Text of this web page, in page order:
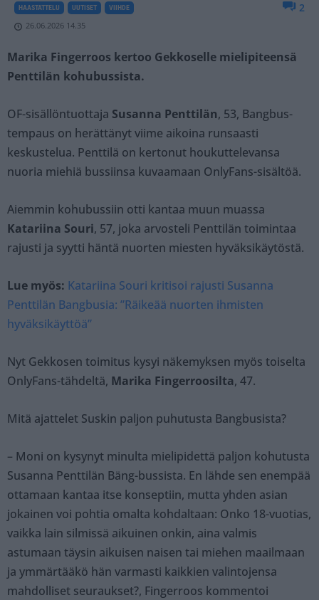
HAASTATTELU UUTISET VIIHDE
26.06.2026 14.35
2
Marika Fingerroos kertoo Gekkoselle mielipiteensä
Penttilän kohubussista.
OF-sisällöntuottaja Susanna Penttilän, 53, Bangbus-
tempaus on herättänyt viime aikoina runsaasti
keskustelua. Penttilä on kertonut houkuttelevansa
nuoria miehiä bussiinsa kuvaamaan OnlyFans-sisältöä.
Aiemmin kohubussiin otti kantaa muun muassa
Katariina Souri, 57, joka arvosteli Penttilän toimintaa
rajusti ja syytti häntä nuorten miesten hyväksikäytöstä.
Lue myös: Katariina Souri kritisoi rajusti Susanna
Penttilän Bangbusia: ”Räikeää nuorten ihmisten
hyväksikäyttöä”
Nyt Gekkosen toimitus kysyi näkemyksen myös toiselta
OnlyFans-tähdeltä, Marika Fingerroosilta, 47.
Mitä ajattelet Suskin paljon puhutusta Bangbusista?
– Moni on kysynyt minulta mielipidettä paljon kohutusta
Susanna Penttilän Bäng-bussista. En lähde sen enempää
ottamaan kantaa itse konseptiin, mutta yhden asian
jokainen voi pohtia omalta kohdaltaan: Onko 18-vuotias,
vaikka lain silmissä aikuinen onkin, aina valmis
astumaan täysin aikuisen naisen tai miehen maailmaan
ja ymmärtääkö hän varmasti kaikkien valintojensa
mahdolliset seuraukset?, Fingerroos kommentoi